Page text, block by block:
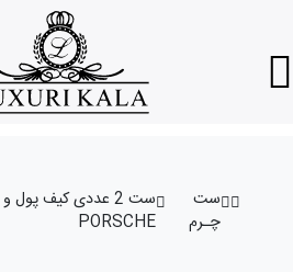
ست
چـرم
ست 2 عددی کیف
PORSCHE